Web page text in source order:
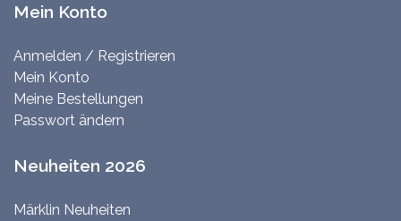
Mein Konto
Anmelden / Registrieren
Mein Konto
Meine Bestellungen
Passwort ändern
Neuheiten 2026
Märklin Neuheiten